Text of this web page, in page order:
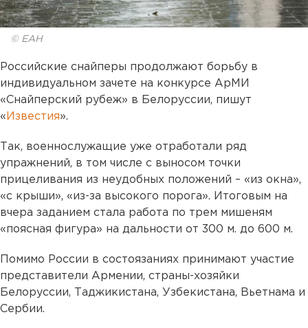
© ЕАН
Российские снайперы продолжают борьбу в
индивидуальном зачете на конкурсе АрМИ
«Снайперский рубеж» в Белоруссии, пишут
« Известия».
Так, военнослужащие уже отработали ряд
упражнений, в том числе с выносом точки
прицеливания из неудобных положений – «из окна»,
«с крыши», «из-за высокого порога». Итоговым на
вчера заданием стала работа по трем мишеням
«поясная фигура» на дальности от 300 м. до 600 м.
Помимо России в состоязаниях принимают участие
представители Армении, страны-хозяйки
Белоруссии, Таджикистана, Узбекистана, Вьетнама и
Сербии.